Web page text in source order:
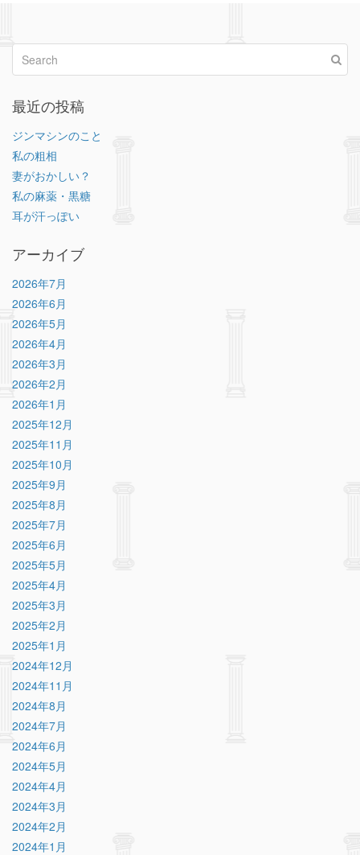
最近の投稿
ジンマシンのこと
私の粗相
妻がおかしい？
私の麻薬・黒糖
耳が汗っぽい
アーカイブ
2026年7月
2026年6月
2026年5月
2026年4月
2026年3月
2026年2月
2026年1月
2025年12月
2025年11月
2025年10月
2025年9月
2025年8月
2025年7月
2025年6月
2025年5月
2025年4月
2025年3月
2025年2月
2025年1月
2024年12月
2024年11月
2024年8月
2024年7月
2024年6月
2024年5月
2024年4月
2024年3月
2024年2月
2024年1月